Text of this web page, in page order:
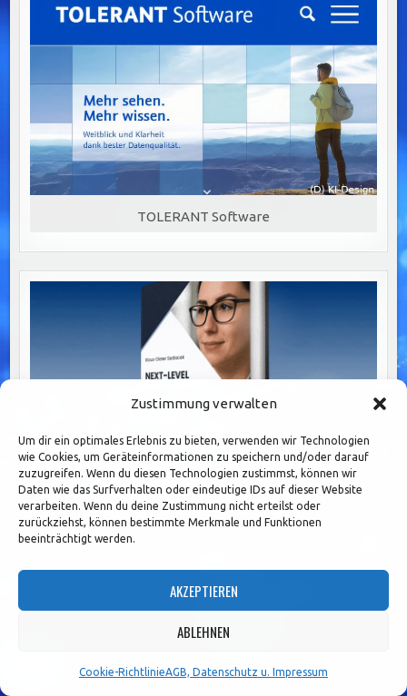
Zustimmung verwalten
Um dir ein optimales Erlebnis zu bieten, verwenden wir Technologien
wie Cookies, um Geräteinformationen zu speichern und/oder darauf
zuzugreifen. Wenn du diesen Technologien zustimmst, können wir
Daten wie das Surfverhalten oder eindeutige IDs auf dieser Website
verarbeiten. Wenn du deine Zustimmung nicht erteilst oder
zurückziehst, können bestimmte Merkmale und Funktionen
beeinträchtigt werden.
AKZEPTIEREN
ABLEHNEN
Cookie-RichtlinieAGB, Datenschutz u. Impressum
TOLERANT Software
VIDEO-GALERIE